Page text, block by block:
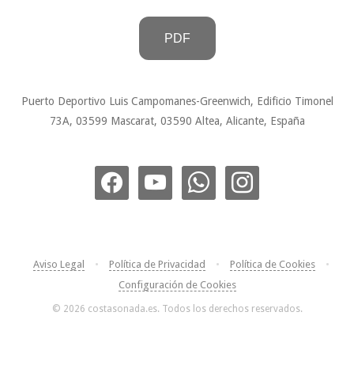
PDF
Puerto Deportivo Luis Campomanes-Greenwich, Edificio Timonel
73A, 03599 Mascarat, 03590 Altea, Alicante, España
Aviso Legal • Política de Privacidad • Política de Cookies
•
Configuración de Cookies
© 2026 costasonada.es. Todos los derechos reservados.